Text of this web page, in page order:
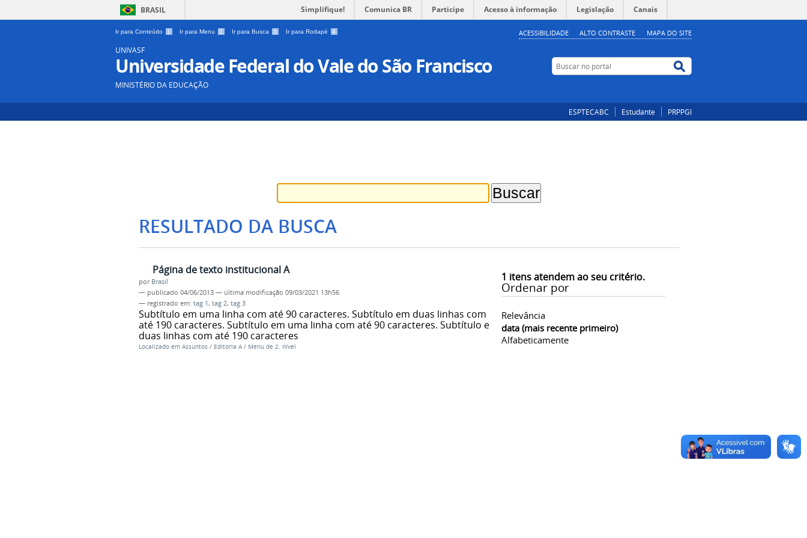
BRASIL Simplifique! Comunica BR Participe Acesso à informação Legislação Canais
Ir para Conteúdo 1 Ir para Menu 2 Ir para Busca 3 Ir para Rodapé 4 ACESSIBILIDADE ALTO CONTRASTE MAPA DO SITE
UNIVASF
Universidade Federal do Vale do São Francisco
MINISTÉRIO DA EDUCAÇÃO
Buscar no portal
ESPTECABC Estudante PRPPGI
RESULTADO DA BUSCA
1 itens atendem ao seu critério.
Ordenar por
Relevância
data (mais recente primeiro)
Alfabeticamente
Página de texto institucional A
por Brasil
— publicado 04/06/2013 — última modificação 09/03/2021 13h56
— registrado em: tag 1, tag 2, tag 3
Subtítulo em uma linha com até 90 caracteres. Subtítulo em duas linhas com
até 190 caracteres. Subtítulo em uma linha com até 90 caracteres. Subtítulo em
duas linhas com até 190 caracteres
Localizado em Assuntos / Editoria A / Menu de 2. nível